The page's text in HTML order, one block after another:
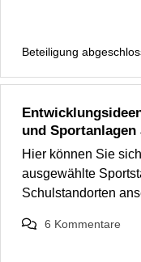
Beteiligung
und
Hier können Sie
ausgewählte
Schulstandorten
6 Kommentare